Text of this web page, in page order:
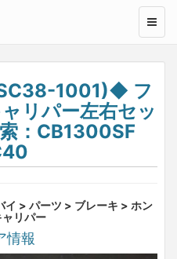
1001)◆ フ
リパー左右セッ
：CB1300SF
イ > パーツ > ブレーキ > ホン
リパー
情報